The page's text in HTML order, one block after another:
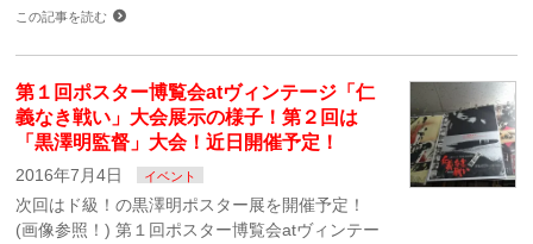
この記事を読む
第１回ポスター博覧会atヴィンテージ「仁
義なき戦い」大会展示の様子！第２回は
「黒澤明監督」大会！近日開催予定！
2016年7月4日 イベント
次回はド級！の黒澤明ポスター展を開催予定！
(画像参照！) 第１回ポスター博覧会atヴィンテー